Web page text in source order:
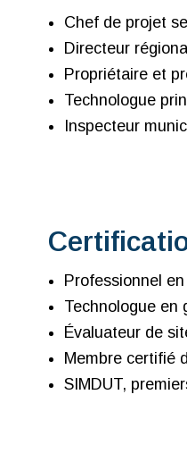
Chef de projet
Directeur
Propriétaire et
Technologue
Inspecteur
Professionnel
Technologue en
Évaluateur de
Membre certifié
SIMDUT,